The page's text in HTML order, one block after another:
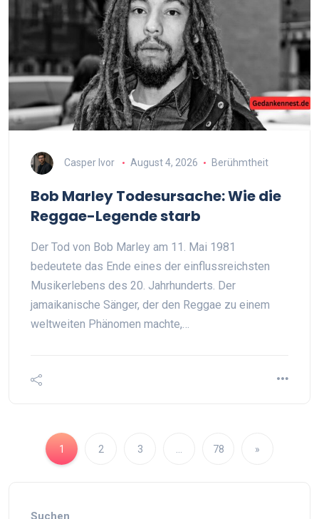
Casper Ivor August 4, 2026 Berühmtheit
Bob Marley Todesursache: Wie die
Reggae-Legende starb
Der Tod von Bob Marley am 11. Mai 1981
bedeutete das Ende eines der einflussreichsten
Musikerlebens des 20. Jahrhunderts. Der
jamaikanische Sänger, der den Reggae zu einem
weltweiten Phänomen machte,…
1 2 3 78 »
Suchen